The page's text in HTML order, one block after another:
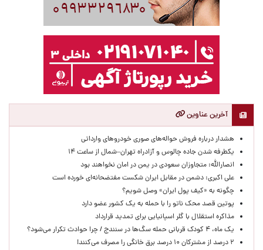
آخرین عناوین
هشدار درباره فروش حواله‌های صوری خودروهای وارداتی
یکطرفه شدن جاده چالوس و آزادراه تهران–شمال از ساعت ۱۴
انصارالله: متجاوزان سعودی در یمن در امان نخواهند بود
علی اکبری: دشمن در مقابل ایران شکست مفتضحانه‌ای خورده است
چگونه به «کیف پول ایران» وصل شویم؟
پوتین قصد محک ناتو را با حمله به یک کشور عضو دارد
مذاکره استقلال با گلر اسپانیایی برای تمدید قرارداد
یک ماه، ۴ کودک قربانی حمله سگ‌ها در سنندج / چرا حوادث تکرار می‌شود؟
۲ درصد از مشترکان ۱۰ درصد برق خانگی را مصرف می‌کنند!